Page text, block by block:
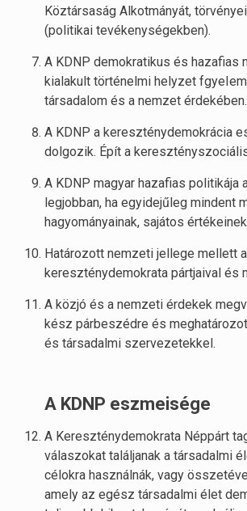
Köztársaság Alkotmányát,
(politikai tevékenységekben).
A KDNP demokratikus és hazafias
kialakult történelmi helyzet
társadalom és a nemzet érdekében.
A KDNP a kereszténydemokrácia
dolgozik. Épít a
A KDNP magyar hazafias
legjobban, ha egyidejűleg mindent
hagyományainak, sajátos
Határozott nemzeti jellege mellett
kereszténydemokrata pártjaival és
A közjó és a nemzeti érdekek
kész párbeszédre és
és társadalmi szervezetekkel.
A KDNP eszmeisége
A Kereszténydemokrata Néppárt
válaszokat találjanak a társadalmi
célokra használnák, vagy
amely az egész társadalmi élet